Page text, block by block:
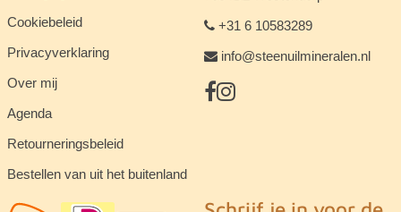
Cookiebeleid
Privacyverklaring
Over mij
Agenda
Retourneringsbeleid
Bestellen van uit het buitenland
+31 6 10583289
info@steenuilmineralen.nl